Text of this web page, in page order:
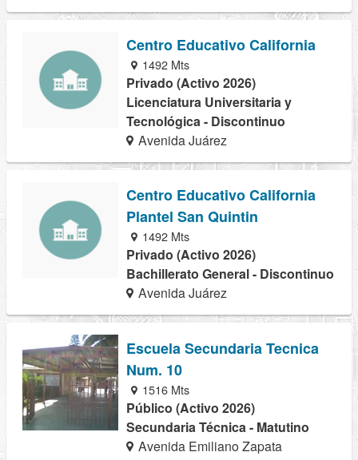
Centro Educativo California
1492 Mts
Privado (Activo 2026)
Licenciatura Universitaria y
Tecnológica - Discontinuo
Avenida Juárez
Centro Educativo California
Plantel San Quintin
1492 Mts
Privado (Activo 2026)
Bachillerato General - Discontinuo
Avenida Juárez
Escuela Secundaria Tecnica
Num. 10
1516 Mts
Público (Activo 2026)
Secundaria Técnica - Matutino
Avenida Emiliano Zapata